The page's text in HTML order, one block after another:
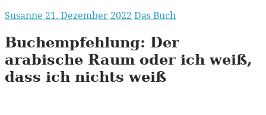
Susanne 21. Dezember 2022 Das Buch
Buchempfehlung: Der
arabische Raum oder ich weiß,
dass ich nichts weiß